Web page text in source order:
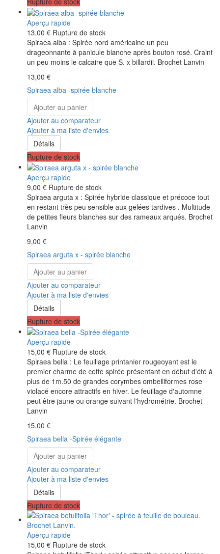
Aperçu rapide
13,00 € Rupture de stock
Spiraea alba : Spirée nord américaine un peu
drageonnante à panicule blanche après bouton rosé. Craint
un peu moins le calcaire que S. x billardii. Brochet Lanvin
13,00 €
Spiraea alba -spirée blanche
Ajouter au panier
Ajouter au comparateur
Ajouter à ma liste d'envies
Détails
Rupture de stock
Aperçu rapide
9,00 € Rupture de stock
Spiraea arguta x : Spirée hybride classique et précoce tout
en restant très peu sensible aux gelées tardives . Multitude
de petites fleurs blanches sur des rameaux arqués. Brochet
Lanvin
9,00 €
Spiraea arguta x - spirée blanche
Ajouter au panier
Ajouter au comparateur
Ajouter à ma liste d'envies
Détails
Rupture de stock
Aperçu rapide
15,00 € Rupture de stock
Spiraea bella : Le feuillage printanier rougeoyant est le
premier charme de cette spirée présentant en début d'été à
plus de 1m.50 de grandes corymbes ombelliformes rose
violacé encore attractifs en hiver. Le feuillage d'automne
peut être jaune ou orange suivant l'hydrométrie. Brochet
Lanvin
15,00 €
Spiraea bella -Spirée élégante
Ajouter au panier
Ajouter au comparateur
Ajouter à ma liste d'envies
Détails
Rupture de stock
Aperçu rapide
15,00 € Rupture de stock